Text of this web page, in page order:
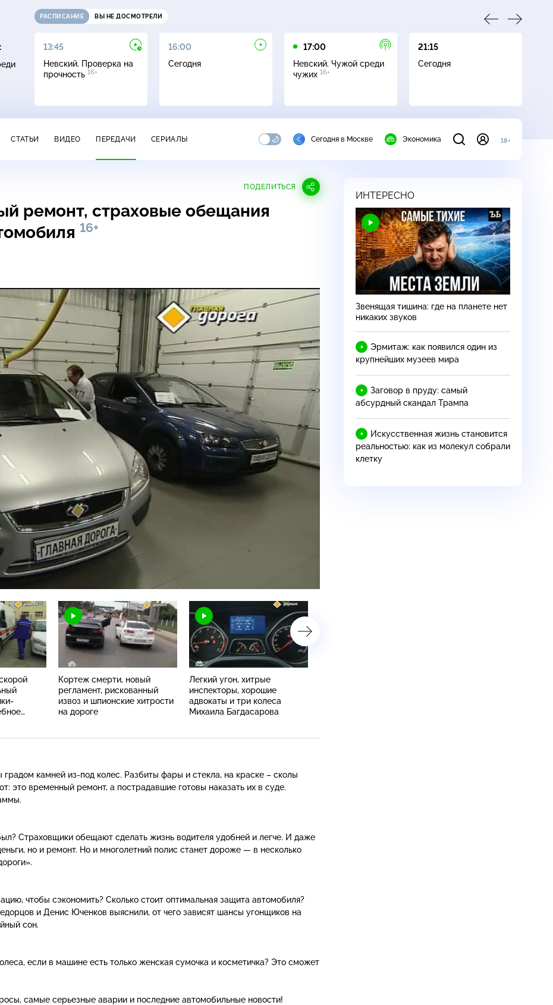
РАСПИСАНИЕ ВЫ НЕ ДОСМОТРЕЛИ
13:45
Невский. Проверка на
прочность 16+
16:00
Сегодня
17:00
Невский. Чужой среди
чужих 16+
21:15
Сегодня
СТАТЬИ ВИДЕО ПЕРЕДАЧИ СЕРИАЛЫ Сегодня в Москве Экономика 18+
ПОДЕЛИТЬСЯ
ремонт, страховые обещания
16+
Кортеж смерти, новый
регламент, рискованный
извоз и шпионские хитрости
на дороге
Легкий угон, хитрые
инспекторы, хорошие
адвокаты и три колеса
Михаила Багдасарова
градом камней из-под колес. Разбиты фары и стекла, на краске – сколы
это временный ремонт, а пострадавшие готовы наказать их в суде.
Страховщики обещают сделать жизнь водителя удобней и легче. И даже
но и ремонт. Но и многолетний полис станет дороже — в несколько
чтобы сэкономить? Сколько стоит оптимальная защита автомобиля?
и Денис Юченков выяснили, от чего зависят шансы угонщиков на
сон.
если в машине есть только женская сумочка и косметичка? Это сможет
самые серьезные аварии и последние автомобильные новости!
ИНТЕРЕСНО
Звенящая тишина: где на планете нет
никаких звуков
Эрмитаж: как появился один из
крупнейших музеев мира
Заговор в пруду: самый
абсурдный скандал Трампа
Искусственная жизнь становится
реальностью: как из молекул собрали
клетку